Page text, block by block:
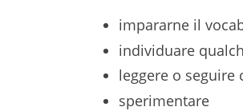
impararne il
individuare
leggere o
sperimentare